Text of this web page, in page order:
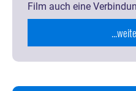
Film auch eine